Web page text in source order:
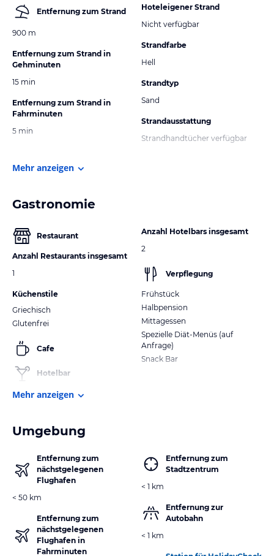
Entfernung zum Strand
900 m
Entfernung zum Strand in
Gehminuten
15 min
Entfernung zum Strand in
Fahrminuten
5 min
Hoteleigener Strand
Nicht verfügbar
Strandfarbe
Hell
Strandtyp
Sand
Strandausstattung
Strandhandtücher verfügbar
Mehr anzeigen
Gastronomie
Restaurant
Anzahl Restaurants insgesamt
1
Küchenstile
Griechisch
Glutenfrei
Cafe
Hotelbar
Anzahl Hotelbars insgesamt
2
Verpflegung
Frühstück
Halbpension
Mittagessen
Spezielle Diät-Menüs (auf
Anfrage)
Snack Bar
Mehr anzeigen
Umgebung
Entfernung zum
nächstgelegenen
Flughafen
< 50 km
Entfernung zum
nächstgelegenen
Flughafen in
Fahrminuten
Entfernung zum
Stadtzentrum
< 1 km
Entfernung zur
Autobahn
< 1 km